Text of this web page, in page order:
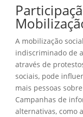
A mobilização
indiscriminado de
através de
sociais, pode
mais pessoas
Campanhas de
alternativas, como